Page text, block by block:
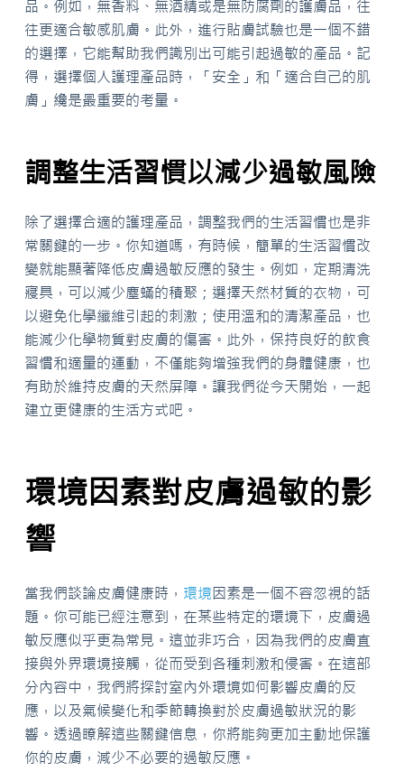
品。例如，無香料、無酒精或是無防腐劑的護膚品，往
往更適合敏感肌膚。此外，進行貼膚試驗也是一個不錯
的選擇，它能幫助我們識別出可能引起過敏的產品。記
得，選擇個人護理產品時，「安全」和「適合自己的肌
膚」纔是最重要的考量。
調整生活習慣以減少過敏風險
除了選擇合適的護理產品，調整我們的生活習慣也是非
常關鍵的一步。你知道嗎，有時候，簡單的生活習慣改
變就能顯著降低皮膚過敏反應的發生。例如，定期清洗
寢具，可以減少塵蟎的積聚；選擇天然材質的衣物，可
以避免化學纖維引起的刺激；使用溫和的清潔產品，也
能減少化學物質對皮膚的傷害。此外，保持良好的飲食
習慣和適量的運動，不僅能夠增強我們的身體健康，也
有助於維持皮膚的天然屏障。讓我們從今天開始，一起
建立更健康的生活方式吧。
環境因素對皮膚過敏的影
響
當我們談論皮膚健康時， 環境因素是一個不容忽視的話
題。你可能已經注意到，在某些特定的環境下，皮膚過
敏反應似乎更為常見。這並非巧合，因為我們的皮膚直
接與外界環境接觸，從而受到各種刺激和侵害。在這部
分內容中，我們將探討室內外環境如何影響皮膚的反
應，以及氣候變化和季節轉換對於皮膚過敏狀況的影
響。透過瞭解這些關鍵信息，你將能夠更加主動地保護
你的皮膚，減少不必要的過敏反應。